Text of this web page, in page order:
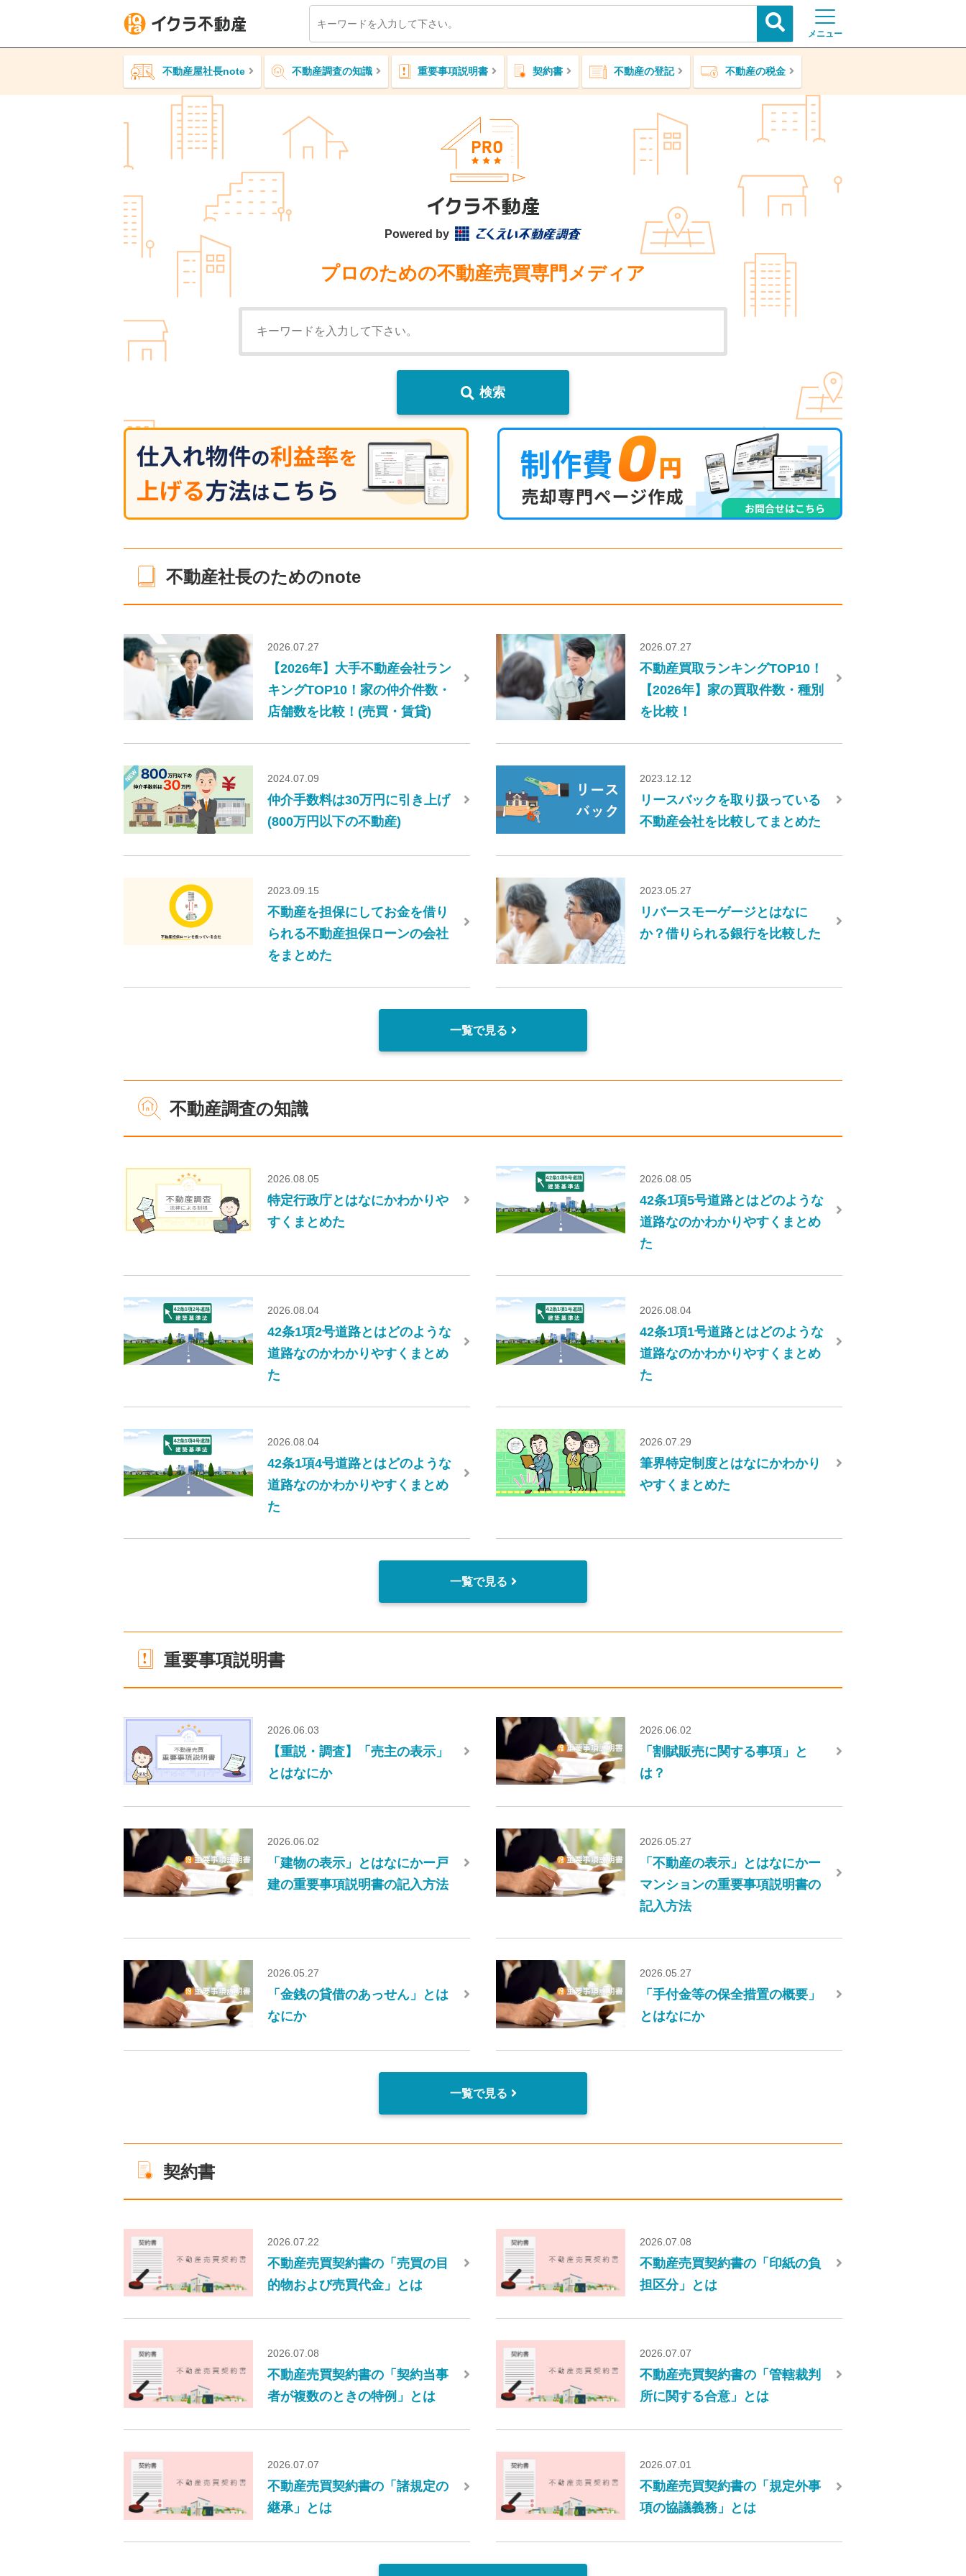
メニュー
不動産屋社長note 不動産調査の知識 重要事項説明書 契約書 不動産の登記 不動産の税金
Powered by
プロのための不動産売買専門メディア
検索
不動産社長のためのnote
2026.07.27
【2026年】大手不動産会社ラン
キングTOP10！家の仲介件数・
店舗数を比較！(売買・賃貸)
2026.07.27
不動産買取ランキングTOP10！
【2026年】家の買取件数・種別
を比較！
2024.07.09
仲介手数料は30万円に引き上げ
(800万円以下の不動産)
2023.12.12
リースバックを取り扱っている
不動産会社を比較してまとめた
2023.09.15
不動産を担保にしてお金を借り
られる不動産担保ローンの会社
をまとめた
2023.05.27
リバースモーゲージとはなに
か？借りられる銀行を比較した
一覧で見る
不動産調査の知識
2026.08.05
特定行政庁とはなにかわかりや
すくまとめた
2026.08.05
42条1項5号道路とはどのような
道路なのかわかりやすくまとめ
た
2026.08.04
42条1項2号道路とはどのような
道路なのかわかりやすくまとめ
た
2026.08.04
42条1項1号道路とはどのような
道路なのかわかりやすくまとめ
た
2026.08.04
42条1項4号道路とはどのような
道路なのかわかりやすくまとめ
た
2026.07.29
筆界特定制度とはなにかわかり
やすくまとめた
一覧で見る
重要事項説明書
2026.06.03
【重説・調査】「売主の表示」
とはなにか
2026.06.02
「割賦販売に関する事項」と
は？
2026.06.02
「建物の表示」とはなにかー戸
建の重要事項説明書の記入方法
2026.05.27
「不動産の表示」とはなにかー
マンションの重要事項説明書の
記入方法
2026.05.27
「金銭の貸借のあっせん」とは
なにか
2026.05.27
「手付金等の保全措置の概要」
とはなにか
一覧で見る
契約書
2026.07.22
不動産売買契約書の「売買の目
的物および売買代金」とは
2026.07.08
不動産売買契約書の「印紙の負
担区分」とは
2026.07.08
不動産売買契約書の「契約当事
者が複数のときの特例」とは
2026.07.07
不動産売買契約書の「管轄裁判
所に関する合意」とは
2026.07.07
不動産売買契約書の「諸規定の
継承」とは
2026.07.01
不動産売買契約書の「規定外事
項の協議義務」とは